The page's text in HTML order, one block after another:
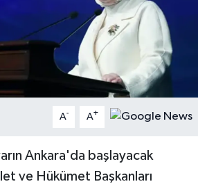
A- A+
Ankara'da başlayacak
ve Hükümet Başkanları